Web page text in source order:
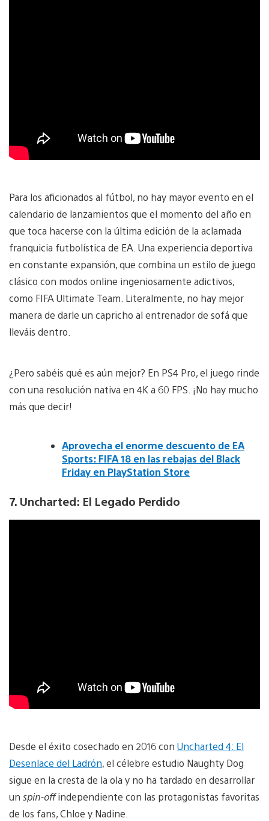
Para los aficionados al fútbol, no hay mayor evento en el
calendario de lanzamientos que el momento del año en
que toca hacerse con la última edición de la aclamada
franquicia futbolística de EA. Una experiencia deportiva
en constante expansión, que combina un estilo de juego
clásico con modos online ingeniosamente adictivos,
como FIFA Ultimate Team. Literalmente, no hay mejor
manera de darle un capricho al entrenador de sofá que
lleváis dentro.
¿Pero sabéis qué es aún mejor? En PS4 Pro, el juego rinde
con una resolución nativa en 4K a 60 FPS. ¡No hay mucho
más que decir!
Aprovecha el enorme descuento de EA
Sports: FIFA 18 en las rebajas del Black
Friday en PlayStation Store
7. Uncharted: El Legado Perdido
Desde el éxito cosechado en 2016 con Uncharted 4: El
Desenlace del Ladrón, el célebre estudio Naughty Dog
sigue en la cresta de la ola y no ha tardado en desarrollar
un spin-offindependiente con las protagonistas favoritas
de los fans, Chloe y Nadine.